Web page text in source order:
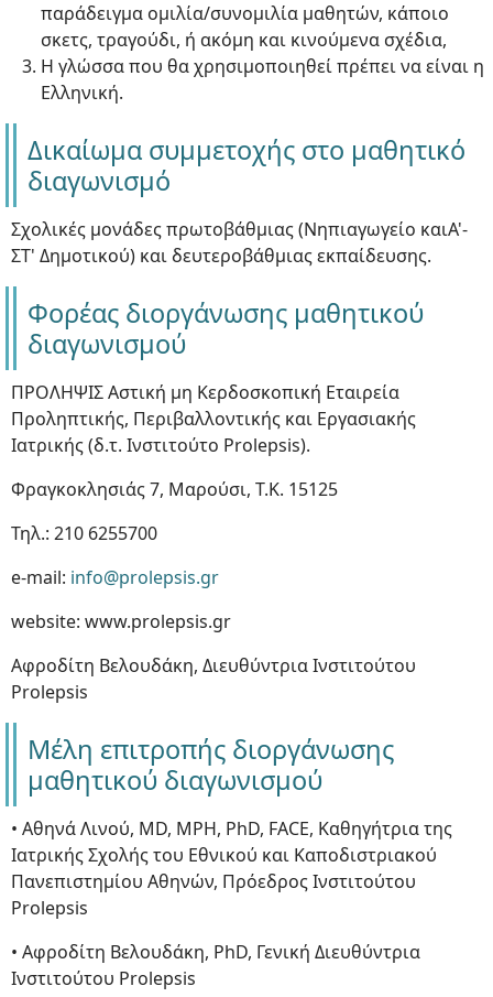
παράδειγμα ομιλία/συνομιλία μαθητών, κάποιο
σκετς, τραγούδι, ή ακόμη και κινούμενα σχέδια,
Η γλώσσα που θα χρησιμοποιηθεί πρέπει να είναι η
Ελληνική.
Δικαίωμα συμμετοχής στο μαθητικό
διαγωνισμό
Σχολικές μονάδες πρωτοβάθμιας (Νηπιαγωγείο καιΑ'-
ΣΤ' Δημοτικού) και δευτεροβάθμιας εκπαίδευσης.
Φορέας διοργάνωσης μαθητικού
διαγωνισμού
ΠΡΟΛΗΨΙΣ Αστική μη Κερδοσκοπική Εταιρεία
Προληπτικής, Περιβαλλοντικής και Εργασιακής
Ιατρικής (δ.τ. Ινστιτούτο Prolepsis).
Φραγκοκλησιάς 7, Μαρούσι, Τ.Κ. 15125
Τηλ.: 210 6255700
e-mail: info@prolepsis.gr
website: www.prolepsis.gr
Αφροδίτη Βελουδάκη, Διευθύντρια Ινστιτούτου
Prolepsis
Μέλη επιτροπής διοργάνωσης
μαθητικού διαγωνισμού
• Αθηνά Λινού, MD, ΜΡΗ, PhD, FACE, Καθηγήτρια της
Ιατρικής Σχολής του Εθνικού και Καποδιστριακού
Πανεπιστημίου Αθηνών, Πρόεδρος Ινστιτούτου
Prolepsis
• Αφροδίτη Βελουδάκη, PhD, Γενική Διευθύντρια
Ινστιτούτου Prolepsis